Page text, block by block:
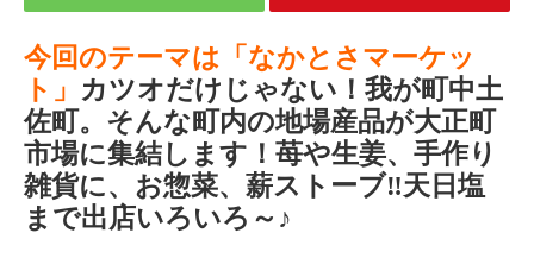
今回のテーマは「なかとさマーケッ
ト」 カツオだけじゃない！我が町中土
佐町。そんな町内の地場産品が大正町
市場に集結します！苺や生姜、手作り
雑貨に、お惣菜、薪ストーブ‼天日塩
まで出店いろいろ～♪